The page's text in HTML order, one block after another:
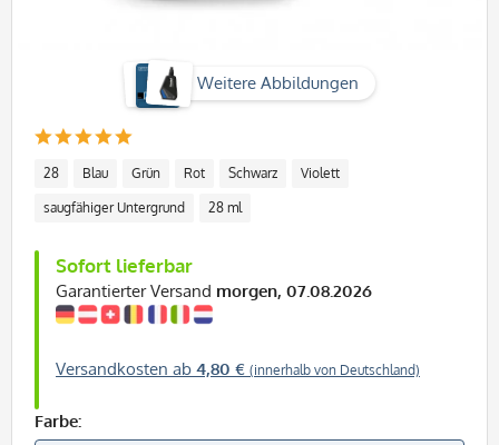
Weitere Abbildungen
28 Blau Grün Rot Schwarz Violett
saugfähiger Untergrund 28 ml
Sofort lieferbar
Garantierter Versand morgen, 07.08.2026
Versandkosten ab 4,80 € (innerhalb von Deutschland)
Farbe: